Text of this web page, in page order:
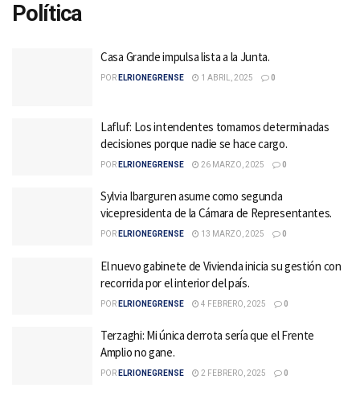
Política
Casa Grande impulsa lista a la Junta.
POR ELRIONEGRENSE 1 ABRIL, 2025 0
Lafluf: Los intendentes tomamos determinadas
decisiones porque nadie se hace cargo.
POR ELRIONEGRENSE 26 MARZO, 2025 0
Sylvia Ibarguren asume como segunda
vicepresidenta de la Cámara de Representantes.
POR ELRIONEGRENSE 13 MARZO, 2025 0
El nuevo gabinete de Vivienda inicia su gestión con
recorrida por el interior del país.
POR ELRIONEGRENSE 4 FEBRERO, 2025 0
Terzaghi: Mi única derrota sería que el Frente
Amplio no gane.
POR ELRIONEGRENSE 2 FEBRERO, 2025 0